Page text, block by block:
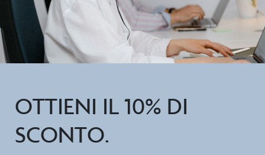
OTTIENI IL 10% DI
SCONTO.